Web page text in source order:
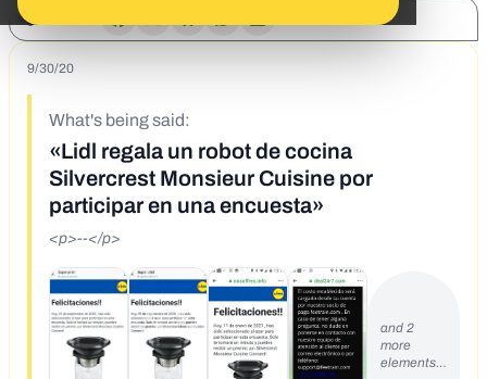
9/30/20
What's being said:
«Lidl regala un robot de cocina
Silvercrest Monsieur Cuisine por
participar en una encuesta»
<p>--</p>
and 2
more
elements…